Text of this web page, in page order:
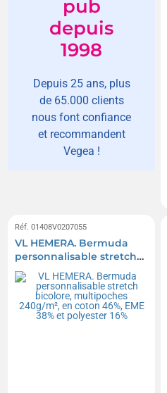
pub
depuis
1998
Depuis 25 ans, plus
de 65.000 clients
nous font confiance
et recommandent
Vegea !
Réf. 01408V0207055
VL HEMERA. Bermuda
personnalisable stretch
bicolore, multipoches
240g/m², en coton 46%,
EME 38% et polyester 16%